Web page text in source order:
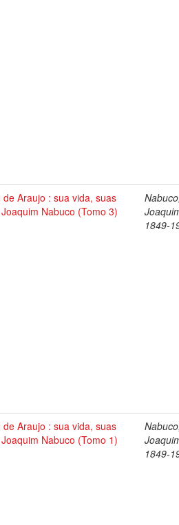
Araujo : sua vida, suas
Nabuco (Tomo 3)
Nabuco,
1849-
Araujo : sua vida, suas
Nabuco (Tomo 1)
Nabuco,
1849-